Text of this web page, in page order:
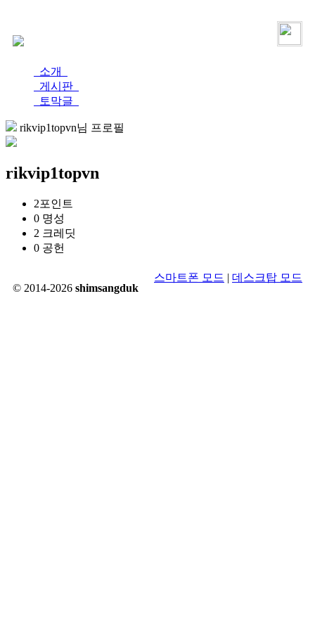
소개
게시판
토막글
rikvip1topvn님 프로필
rikvip1topvn
2포인트
0 명성
2 크레딧
0 공헌
© 2014-2026 shimsangduk
스마트폰 모드 | 데스크탑 모드